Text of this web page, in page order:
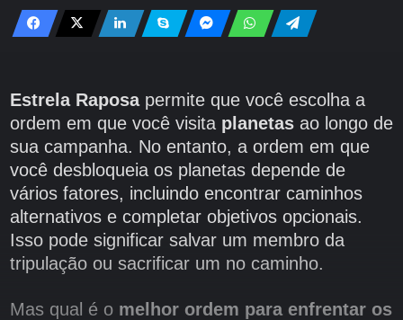
Estrela Raposapermite que você escolha a
ordem em que você visita planetasao longo de
sua campanha. No entanto, a ordem em que
você desbloqueia os planetas depende de
vários fatores, incluindo encontrar caminhos
alternativos e completar objetivos opcionais.
Isso pode significar salvar um membro da
tripulação ou sacrificar um no caminho.
Mas qual é o melhor ordem para enfrentar os